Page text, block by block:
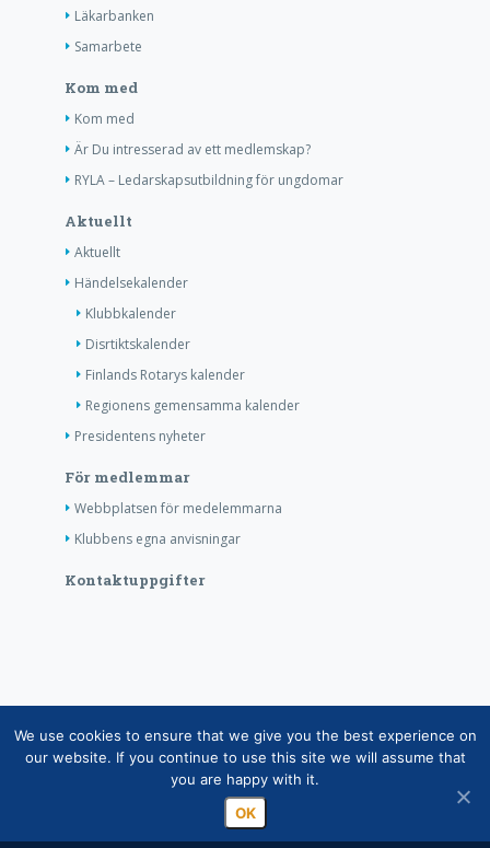
Läkarbanken
Samarbete
Kom med
Kom med
Är Du intresserad av ett medlemskap?
RYLA – Ledarskapsutbildning för ungdomar
Aktuellt
Aktuellt
Händelsekalender
Klubbkalender
Disrtiktskalender
Finlands Rotarys kalender
Regionens gemensamma kalender
Presidentens nyheter
För medlemmar
Webbplatsen för medelemmarna
Klubbens egna anvisningar
Kontaktuppgifter
Copyright © Finlands Rotaryservice rf 2026 |
Medelemsdatabasens datasäkerhetsanvisning|
Behandlingen av personuppgifter inom rotaryverksamheten
We use cookies to ensure that we give you the best experience on
our website. If you continue to use this site we will assume that
you are happy with it.
OK